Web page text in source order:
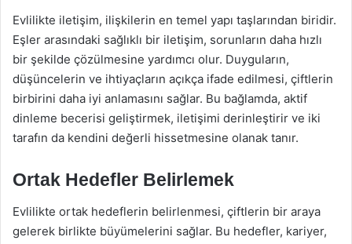
Evlilikte iletişim, ilişkilerin en temel yapı taşlarından biridir.
Eşler arasındaki sağlıklı bir iletişim, sorunların daha hızlı
bir şekilde çözülmesine yardımcı olur. Duyguların,
düşüncelerin ve ihtiyaçların açıkça ifade edilmesi, çiftlerin
birbirini daha iyi anlamasını sağlar. Bu bağlamda, aktif
dinleme becerisi geliştirmek, iletişimi derinleştirir ve iki
tarafın da kendini değerli hissetmesine olanak tanır.
Ortak Hedefler Belirlemek
Evlilikte ortak hedeflerin belirlenmesi, çiftlerin bir araya
gelerek birlikte büyümelerini sağlar. Bu hedefler, kariyer,